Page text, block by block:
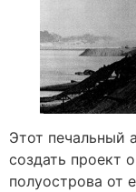
Этот печальный
создать проект
полуострова от